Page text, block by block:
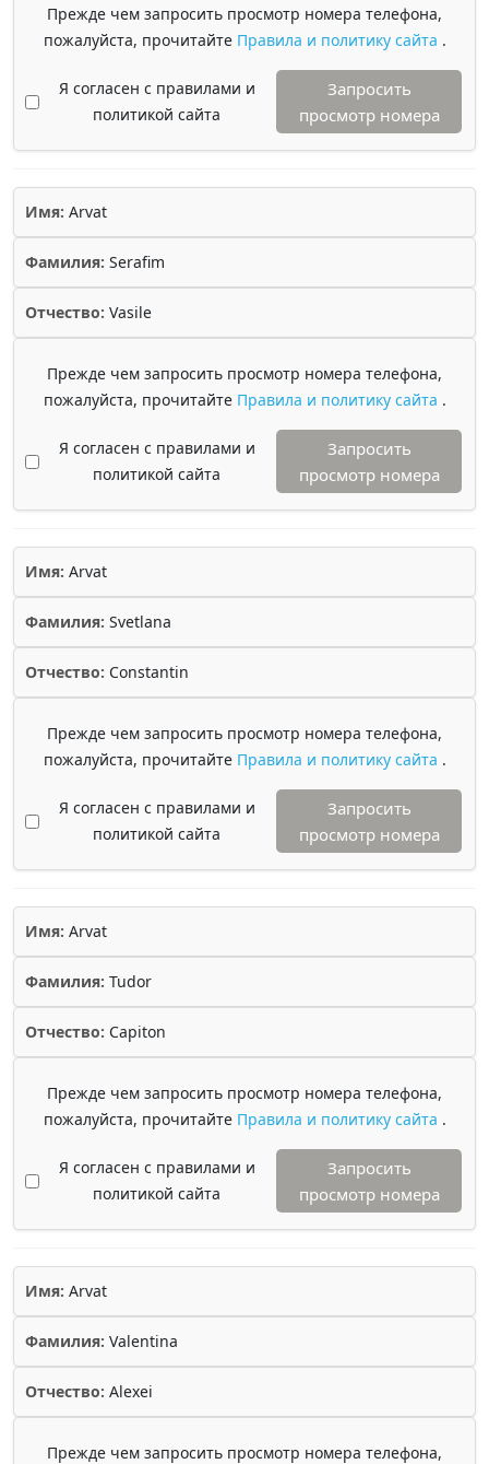
Прежде чем запросить просмотр номера телефона,
пожалуйста, прочитайте Правила и политику сайта .
Я согласен с правилами и
политикой сайта
Запросить
просмотр номера
Имя: Arvat
Фамилия: Serafim
Отчество: Vasile
Прежде чем запросить просмотр номера телефона,
пожалуйста, прочитайте Правила и политику сайта .
Я согласен с правилами и
политикой сайта
Запросить
просмотр номера
Имя: Arvat
Фамилия: Svetlana
Отчество: Constantin
Прежде чем запросить просмотр номера телефона,
пожалуйста, прочитайте Правила и политику сайта .
Я согласен с правилами и
политикой сайта
Запросить
просмотр номера
Имя: Arvat
Фамилия: Tudor
Отчество: Capiton
Прежде чем запросить просмотр номера телефона,
пожалуйста, прочитайте Правила и политику сайта .
Я согласен с правилами и
политикой сайта
Запросить
просмотр номера
Имя: Arvat
Фамилия: Valentina
Отчество: Alexei
Прежде чем запросить просмотр номера телефона,